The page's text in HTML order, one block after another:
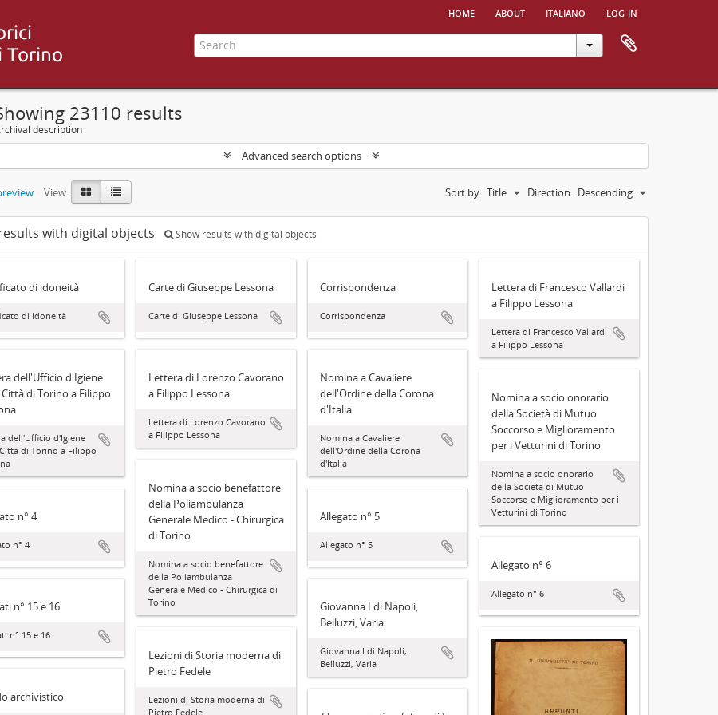
home about italiano log in
23110 results
description
Advanced search options
View: Sort by: Title Direction: Descending
with digital objects Show results with digital objects
di idoneità
di idoneità
Carte di Giuseppe Lessona
Carte di Giuseppe Lessona
Corrispondenza
Corrispondenza
Lettera di Francesco Vallardi
a Filippo Lessona
Lettera di Francesco Vallardi
a Filippo Lessona
dell'Ufficio d'Igiene
di Torino a Filippo
dell'Ufficio d'Igiene
di Torino a Filippo
Lettera di Lorenzo Cavorano
a Filippo Lessona
Lettera di Lorenzo Cavorano
a Filippo Lessona
Nomina a Cavaliere
dell'Ordine della Corona
d'Italia
Nomina a Cavaliere
dell'Ordine della Corona
d'Italia
Nomina a socio onorario
della Società di Mutuo
Soccorso e Miglioramento
per i Vetturini di Torino
Nomina a socio onorario
della Società di Mutuo
Soccorso e Miglioramento per i
Vetturini di Torino
Nomina a socio benefattore
della Poliambulanza
Generale Medico - Chirurgica
di Torino
Nomina a socio benefattore
della Poliambulanza
Generale Medico - Chirurgica di
Torino
n° 4
n° 4
Allegato n° 5
Allegato n° 5
Allegato n° 6
Allegato n° 6
n° 15 e 16
n° 15 e 16
Giovanna I di Napoli,
Belluzzi, Varia
Giovanna I di Napoli,
Belluzzi, Varia
Lezioni di Storia moderna di
Pietro Fedele
Lezioni di Storia moderna di
Pietro Fedele
archivistico